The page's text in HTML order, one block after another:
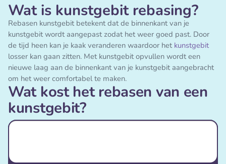
Wat is kunstgebit rebasing?
Rebasen kunstgebit betekent dat de binnenkant van je
kunstgebit wordt aangepast zodat het weer goed past. Door
de tijd heen kan je kaak veranderen waardoor het kunstgebit
losser kan gaan zitten. Met kunstgebit opvullen wordt een
nieuwe laag aan de binnenkant van je kunstgebit aangebracht
om het weer comfortabel te maken.
Wat kost het rebasen van een
kunstgebit?